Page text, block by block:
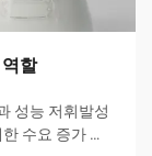
할
성능 저휘발성
수요 증가 수